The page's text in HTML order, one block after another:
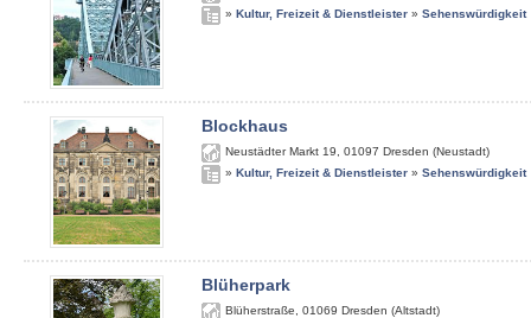
» Kultur, Freizeit & Dienstleister » Sehenswürdigkeit
Blockhaus
Neustädter Markt 19 01097 Dresden (Neustadt)
» Kultur, Freizeit & Dienstleister » Sehenswürdigkeit
Blüherpark
Blüherstraße 01069 Dresden (Altstadt)